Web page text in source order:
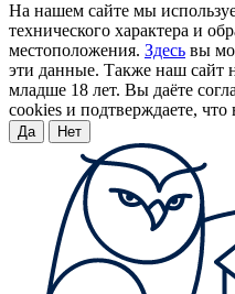
На нашем сайте мы
технического характера и
местоположения. Здесь вы
эти данные. Также наш сайт
младше 18 лет. Вы даёте
cookies и подтверждаете, что
Да Нет